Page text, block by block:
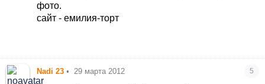
фото.
сайт - емилия-торт
Nadi 23 • 29 марта 2012 5